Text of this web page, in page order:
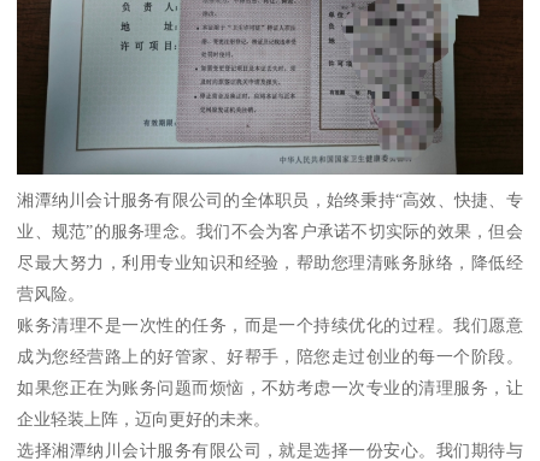
湘潭纳川会计服务有限公司的全体职员，始终秉持“高效、快捷、专
业、规范”的服务理念。我们不会为客户承诺不切实际的效果，但会
尽最大努力，利用专业知识和经验，帮助您理清账务脉络，降低经
营风险。
账务清理不是一次性的任务，而是一个持续优化的过程。我们愿意
成为您经营路上的好管家、好帮手，陪您走过创业的每一个阶段。
如果您正在为账务问题而烦恼，不妨考虑一次专业的清理服务，让
企业轻装上阵，迈向更好的未来。
选择湘潭纳川会计服务有限公司，就是选择一份安心。我们期待与